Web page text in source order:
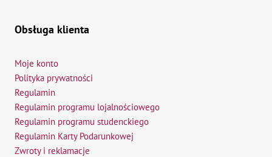
Obsługa klienta
Moje konto
Polityka prywatności
Regulamin
Regulamin programu lojalnościowego
Regulamin programu studenckiego
Regulamin Karty Podarunkowej
Zwroty i reklamacje